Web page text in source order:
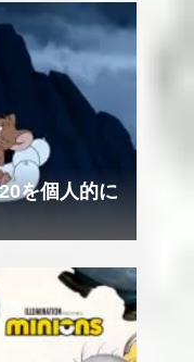
を個人的に